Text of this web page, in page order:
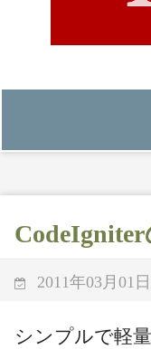
2011年03月01
シンプルで軽